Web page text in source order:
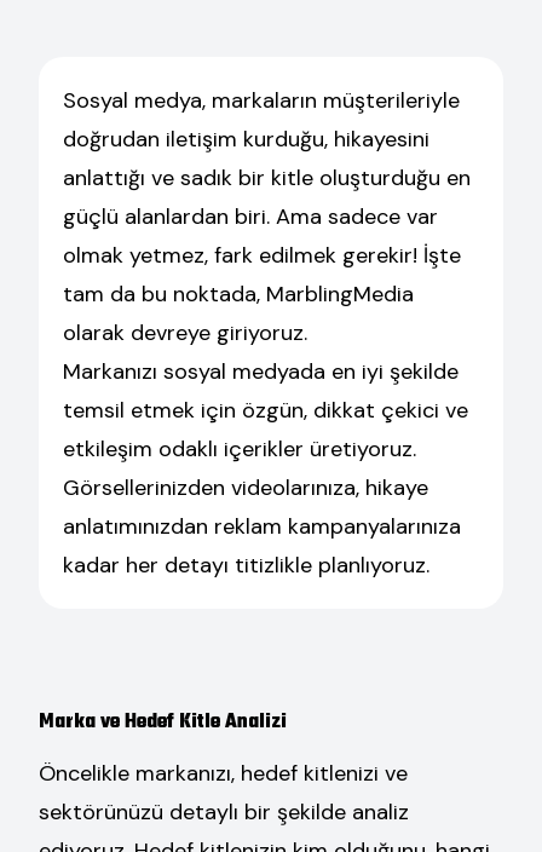
Sosyal medya, markaların müşterileriyle
doğrudan iletişim kurduğu, hikayesini
anlattığı ve sadık bir kitle oluşturduğu en
güçlü alanlardan biri. Ama sadece var
olmak yetmez, fark edilmek gerekir! İşte
tam da bu noktada, MarblingMedia
olarak devreye giriyoruz.
Markanızı sosyal medyada en iyi şekilde
temsil etmek için özgün, dikkat çekici ve
etkileşim odaklı içerikler üretiyoruz.
Görsellerinizden videolarınıza, hikaye
anlatımınızdan reklam kampanyalarınıza
kadar her detayı titizlikle planlıyoruz.
Marka ve Hedef Kitle Analizi
Öncelikle markanızı, hedef kitlenizi ve
sektörünüzü detaylı bir şekilde analiz